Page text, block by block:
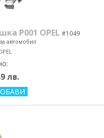
P001 OPEL #1049
автомобил
лв.